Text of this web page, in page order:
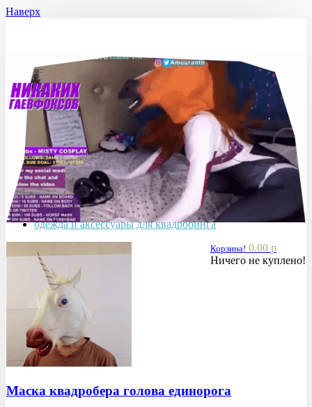
Наверх
Home
маска квадробера животных
одежда и аксессуары для квадробинга
Корзина! 0.00 р
Ничего не куплено!
Маска квадробера голова единорога